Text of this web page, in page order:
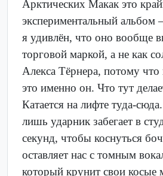
Арктических Макак это
экспериментальный альбом
я удивлён, что оно вообще
торговой маркой, а не как
Алекса Тёрнера, потому что
это именно он. Что тут
Катается на лифте туда-
лишь ударник забегает в
секунд, чтобы коснуться
оставляет нас с томным
который крунит свои косые